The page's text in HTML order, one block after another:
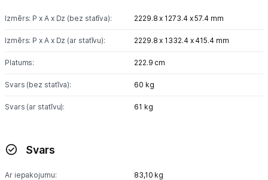
Izmērs: P x A x Dz (bez statīva): 2229.8 x 1273.4 x 57.4 mm
Izmērs: P x A x Dz (ar statīvu): 2229.8 x 1332.4 x 415.4 mm
Platums: 222.9 cm
Svars (bez statīva): 60 kg
Svars (ar statīvu): 61 kg
Svars
Ar iepakojumu: 83,10 kg